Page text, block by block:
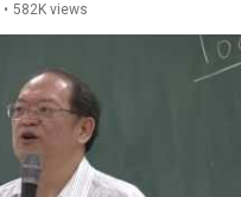
• 582K views